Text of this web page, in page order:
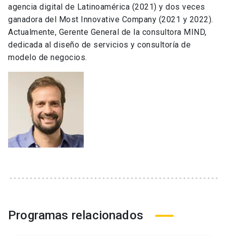
agencia digital de Latinoamérica (2021) y dos veces
ganadora del Most Innovative Company (2021 y 2022).
Actualmente, Gerente General de la consultora MIND,
dedicada al diseño de servicios y consultoría de
modelo de negocios.
Programas relacionados